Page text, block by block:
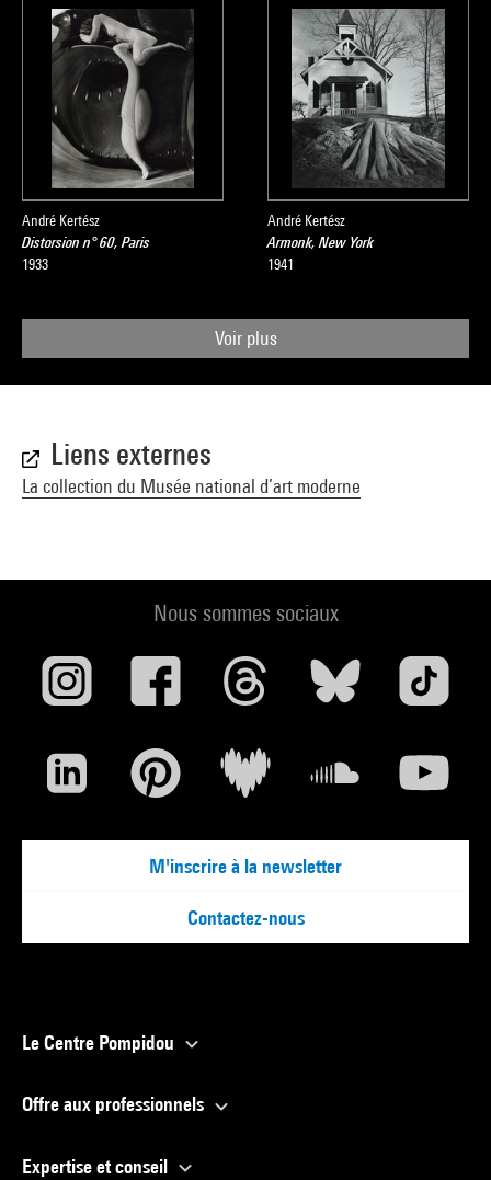
André Kertész
Distorsion n° 60, Paris
1933
André Kertész
Armonk, New York
1941
Voir plus
Liens externes
La collection du Musée national d’art moderne
Nous sommes sociaux
M'inscrire à la newsletter
Contactez-nous
Le Centre Pompidou
Offre aux professionnels
Expertise et conseil